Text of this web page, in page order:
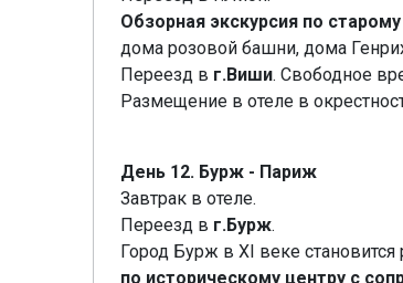
Обзорная экскурсия по
дома розовой башни, дома
Переезд в г.Виши. Свободное
Размещение в отеле в
День 12. Бурж - Париж
Завтрак в отеле.
Переезд в г.Бурж.
Город Бурж в XI веке
по историческому центру с